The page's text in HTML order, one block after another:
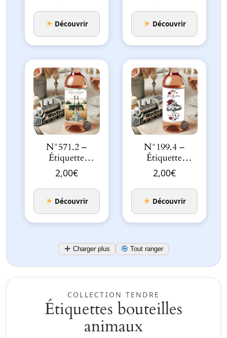
Découvrir
pour Toujou…
Découvrir
N°571.2 –
Étiquette
bouteille
Mariage
Agriculteu…
2,00€
Découvrir
N°199.4 –
Étiquette
Bouteille Un
amour de
cocci…
2,00€
Découvrir
Charger plus Tout ranger
COLLECTION TENDRE
Étiquettes bouteilles
animaux